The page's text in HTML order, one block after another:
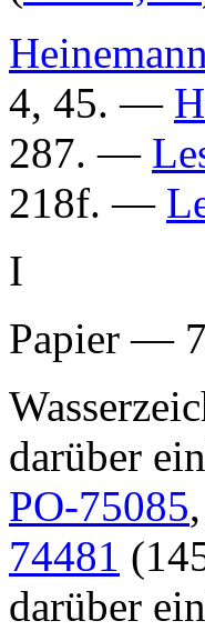
Heinemann
4, 45. —
287. —
218f. —
I
Papier —
darüber
PO-75085,
74481
darüber